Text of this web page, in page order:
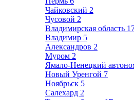
Чайковский 2
Чусовой 2
Владимирская область
Владимир 5
Александров 2
Муром 2
Ямало-Ненецкий
Новый Уренгой 7
Ноябрьск 5
Салехард 2